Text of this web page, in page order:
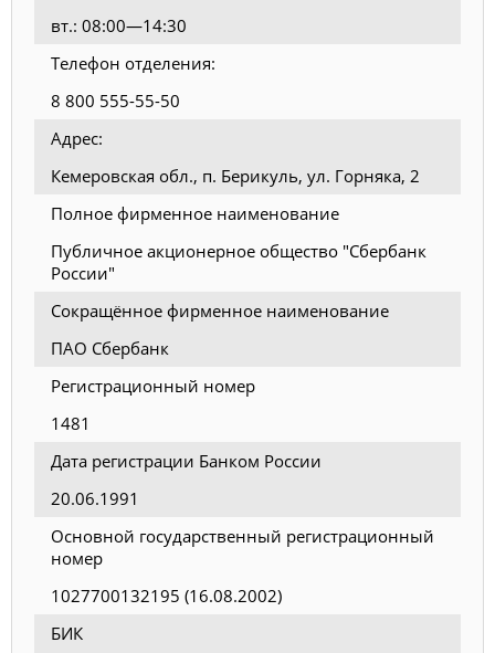
вт.: 08:00—14:30
Телефон отделения:
8 800 555-55-50
Адрес:
Кемеровская обл., п. Берикуль, ул. Горняка, 2
Полное фирменное наименование
Публичное акционерное общество "Сбербанк
России"
Сокращённое фирменное наименование
ПАО Сбербанк
Регистрационный номер
1481
Дата регистрации Банком России
20.06.1991
Основной государственный регистрационный
номер
1027700132195 (16.08.2002)
БИК